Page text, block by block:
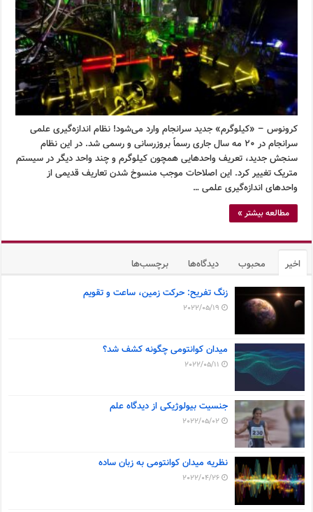
کرونوس – «کیلوگرم» جدید سرانجام وارد می‌شود! نظام اندازه‌گیری علمی
سرانجام در ۲۰ مه سال جاری رسماً بروزرسانی و رسمی شد. در این نظام
سنجش جدید، تعریف واحدهایی همچون کیلوگرم و چند واحد دیگر در سیستم
متریک تغییر کرد. این اصلاحات موجب منسوخ شدن تعاریف قدیمی از
واحدهای اندازه‌گیری علمی …
مطالعه بیشتر »
اخیر محبوب دیدگاه‌ها برچسب‌ها
زنگ تفریح: حرکت زمین، ساعت و تقویم
2022/05/19
میدان کوانتومی چگونه کشف شد؟
2022/05/11
جنسیت بیولوژیکی از دیدگاه علم
2022/05/02
نظریه میدان کوانتومی به زبان ساده
2022/04/26